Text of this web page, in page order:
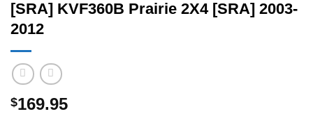
[SRA] KVF360B Prairie 2X4 [SRA] 2003-
2012
$169.95